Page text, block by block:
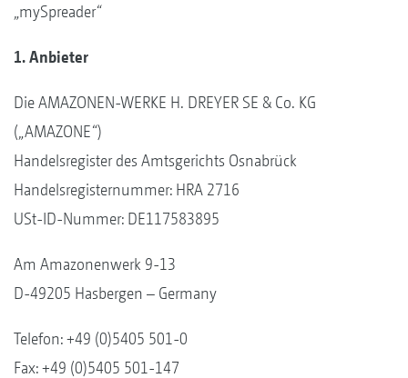
„mySpreader“
1. Anbieter
Die AMAZONEN-WERKE H. DREYER SE & Co. KG
(„AMAZONE“)
Handelsregister des Amtsgerichts Osnabrück
Handelsregisternummer: HRA 2716
USt-ID-Nummer: DE117583895
Am Amazonenwerk 9-13
D-49205 Hasbergen – Germany
Telefon: +49 (0)5405 501-0
Fax: +49 (0)5405 501-147